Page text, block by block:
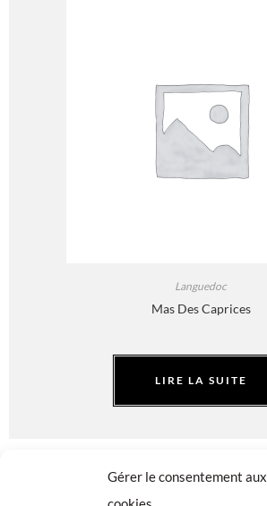
Gérer le consentement aux
Languedoc
Mas Des Caprices
LIRE LA SUITE